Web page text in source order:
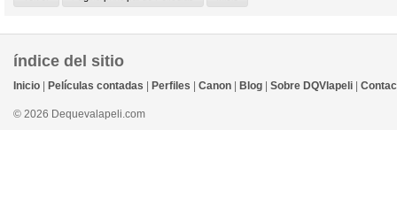
índice del sitio
Inicio Películas contadas Perfiles Canon Blog Sobre DQVlapeli
© 2026 Dequevalapeli.com